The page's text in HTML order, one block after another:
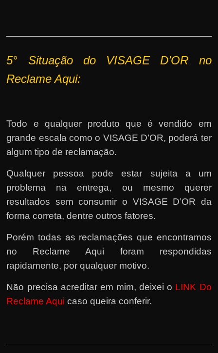
5° Situação do VISAGE D’OR no
Reclame Aqui:
Todo e qualquer produto que é vendido em
grande escala como o VISAGE D’OR, poderá ter
algum tipo de reclamação.
Qualquer pessoa pode estar sujeita a um
problema na entrega, ou mesmo querer
resultados sem consumir o VISAGE D’OR da
forma correta, dentre outros fatores.
Porém todas as reclamações que encontramos
no Reclame Aqui foram respondidas
rapidamente, por qualquer motivo.
Não precisa acreditar em mim, deixei o LINK Do
Reclame Aqui caso queira conferir.